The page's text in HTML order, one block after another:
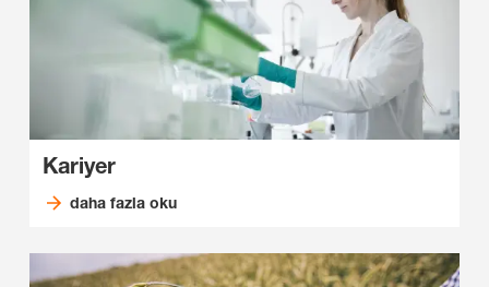
Kariyer
daha fazla oku